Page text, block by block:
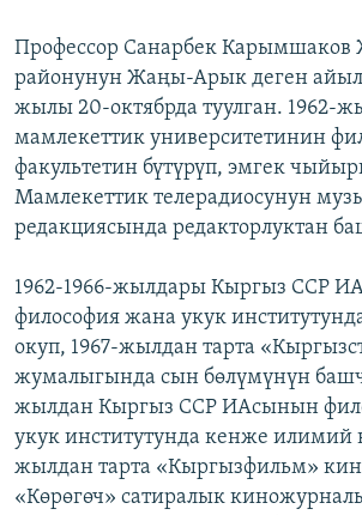
Профессор Санарбек Карымшаков
районунун Жаңы-Арык деген
жылы 20-октябрда туулган. 1962-
мамлекеттик университетинин
факультетин бүтүрүп, эмгек
Мамлекеттик телерадиосунун
редакциясында редакторлуктан
1962-1966-жылдары Кыргыз ССР
философия жана укук
окуп, 1967-жылдан тарта
жумалыгында сын бөлүмүнүн
жылдан Кыргыз ССР ИАсынын
укук институтунда кенже илимий
жылдан тарта «Кыргызфильм»
«Көрөгөч» сатиралык